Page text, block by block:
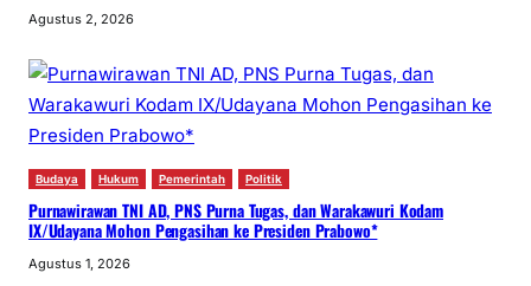
Agustus 2, 2026
Budaya Hukum Pemerintah Politik
Purnawirawan TNI AD, PNS Purna Tugas, dan Warakawuri Kodam
IX/Udayana Mohon Pengasihan ke Presiden Prabowo*
Agustus 1, 2026